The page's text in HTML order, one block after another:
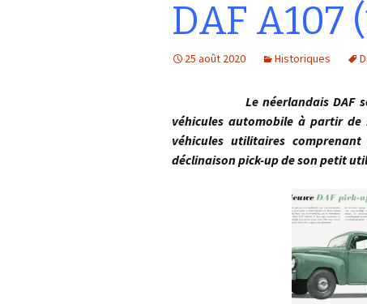
DAF A107
25 août 2020 Historiques
Le néerlandais DAF se
véhicules automobile à partir de
véhicules utilitaires
déclinaison pick-up de son petit